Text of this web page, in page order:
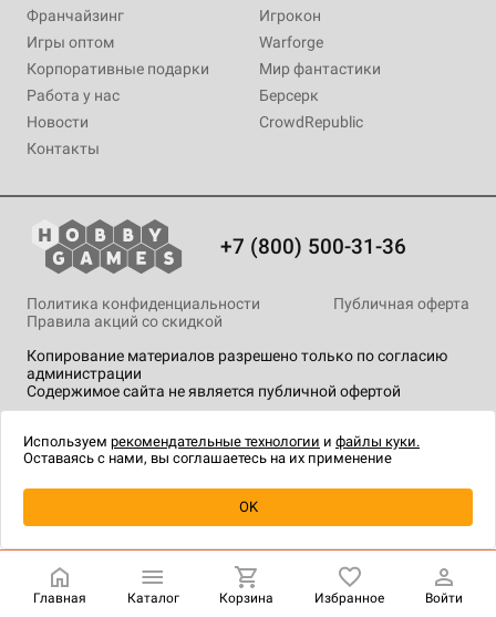
Уведомить о наличии
Франчайзинг
Игры оптом
Корпоративные подарки
Работа у нас
Новости
Контакты
Игрокон
Warforge
Мир фантастики
Берсерк
CrowdRepublic
+7 (800) 500-31-36
Копирование материалов разрешено только по согласию
администрации
Содержимое сайта не является публичной офертой
Политика конфиденциальности
Публичная оферта
Правила акций со скидкой
технологии.
Главная Каталог Корзина Избранное Войти
Используем рекомендательные технологии и файлы куки.
Оставаясь с нами, вы соглашаетесь на их применение
OK